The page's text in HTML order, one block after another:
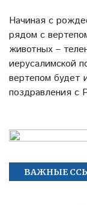
Начиная с
рядом с
животных –
иерусалимской
вертепом будет
поздравления с
ВАЖНЫЕ